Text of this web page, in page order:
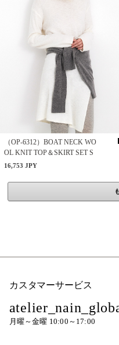
（OP-6312）BOAT NECK WO
OL KNIT TOP＆SKIRT SET S
16,753 JPY
カスタマーサービス
月曜～金曜 10:00～17:00